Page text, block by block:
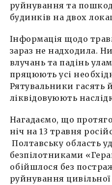
руйнування та
будинків на двох
Інформація щодо
зараз не надходила.
влучань та падінь
пряцюють усі
Рятувальники гасять
ліквідовуюють
Нагадаємо, що
ніч на 13 травня
Полтавську область
безпілотниками
обійшлося без
руйнування